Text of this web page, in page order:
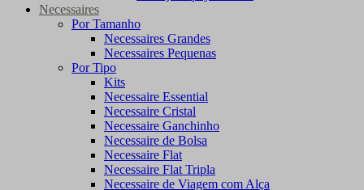
Necessaires
Por Tamanho
Necessaires Grandes
Necessaires Pequenas
Por Tipo
Kits
Necessaire Essential
Necessaire Cristal
Necessaire Ganchinho
Necessaire de Bolsa
Necessaire Flat
Necessaire Flat Tripla
Necessaire de Viagem com Alça